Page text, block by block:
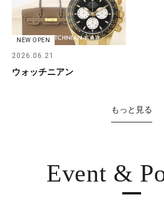
NEW OPEN
2026.06.21
ウォッチニアン
もっと見る
Event &